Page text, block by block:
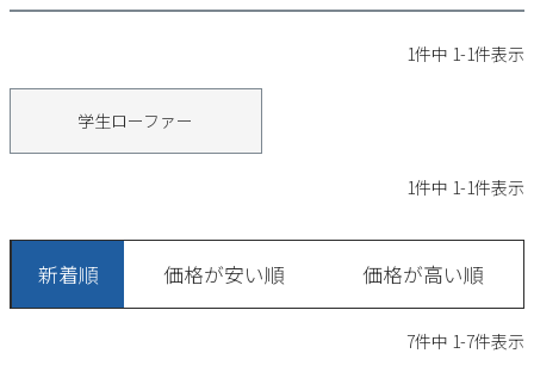
スニーカー
すべての商品
レインシューズ
スニーカー
キッズ
サンダル
SALE
1件中 1-1件表示
学生ローファー
1件中 1-1件表示
新着順 価格が安い順 価格が高い順
7件中 1-7件表示